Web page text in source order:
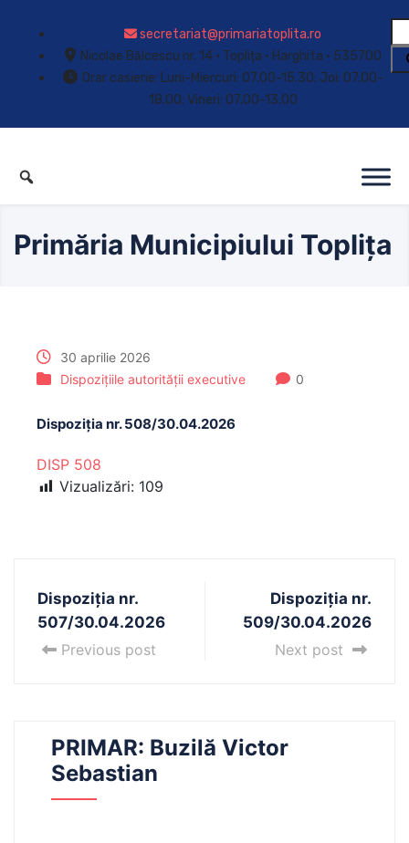
secretariat@primariatoplita.ro
Nicolae Bălcescu nr. 14 • Toplița • Harghita • 535700
Orar casierie: Luni-Miercuri: 07.00-15.30; Joi: 07.00-
18.00; Vineri: 07.00-13.00
Primăria Municipiului Toplița
30 aprilie 2026
Dispozițiile autorității executive
0
Dispoziția nr. 508/30.04.2026
DISP 508
Vizualizări: 109
Dispoziția nr.
507/30.04.2026
Previous post
Dispoziția nr.
509/30.04.2026
Next post
PRIMAR: Buzilă Victor
Sebastian